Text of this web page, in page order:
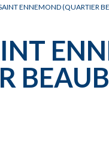
ENNEMOND (QUARTIER